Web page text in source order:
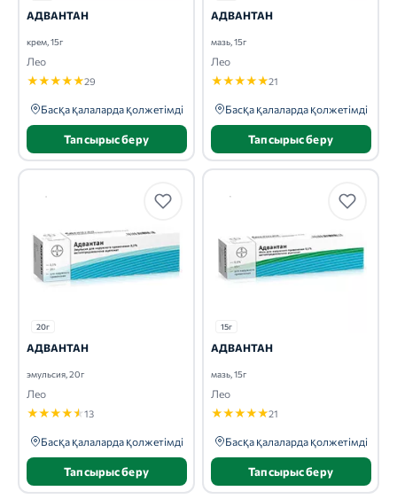
АДВАНТАН
крем, 15г
Лео
★★★★★29
Басқа қалаларда қолжетімді
Тапсырыс беру
АДВАНТАН
мазь, 15г
Лео
★★★★★21
Басқа қалаларда қолжетімді
Тапсырыс беру
20г
АДВАНТАН
эмульсия, 20г
Лео
★★★★★13
Басқа қалаларда қолжетімді
Тапсырыс беру
15г
АДВАНТАН
мазь, 15г
Лео
★★★★★21
Басқа қалаларда қолжетімді
Тапсырыс беру